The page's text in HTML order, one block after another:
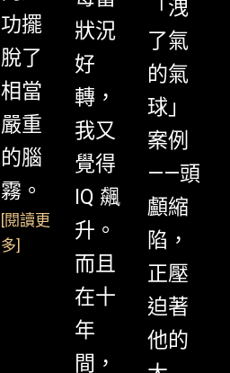
功擺
脫了
相當
嚴重
的腦
霧。
[閱讀更
多]
狀況
好
轉，
我又
覺得
IQ 飆
升。
而且
在十
年
間，
「洩
了氣
的氣
球」
案例
——頭
顱縮
陷，
正壓
迫著
他的